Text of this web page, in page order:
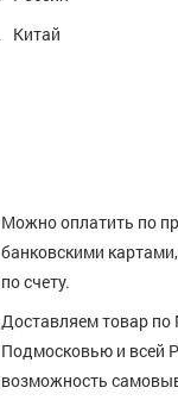
Китай
Можно оплатить по
банковскими
по счету.
Доставляем товар по
Подмосковью и всей
возможность